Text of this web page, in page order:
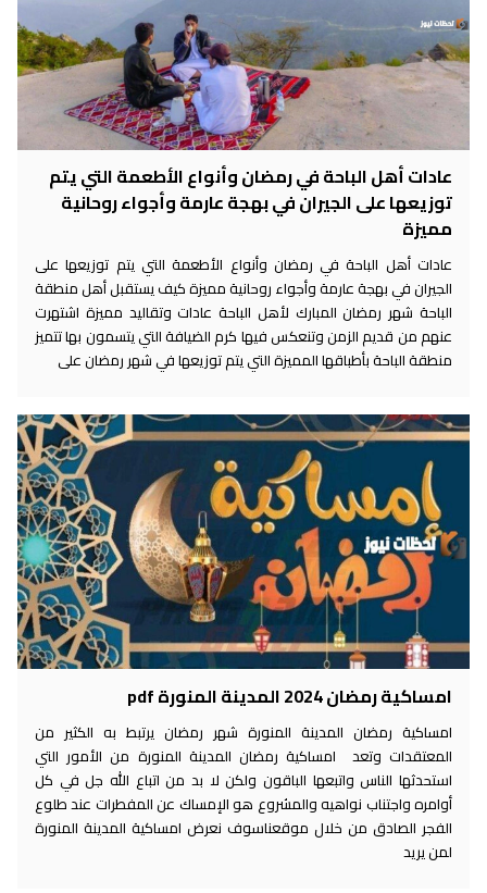
عادات أهل الباحة في رمضان وأنواع الأطعمة التي يتم
توزيعها على الجيران في بهجة عارمة وأجواء روحانية
مميزة
عادات أهل الباحة في رمضان وأنواع الأطعمة التي يتم توزيعها على
الجيران في بهجة عارمة وأجواء روحانية مميزة كيف يستقبل أهل منطقة
الباحة شهر رمضان المبارك لأهل الباحة عادات وتقاليد مميزة اشتهرت
عنهم من قديم الزمن وتنعكس فيها كرم الضيافة التي يتسمون بها تتميز
منطقة الباحة بأطباقها المميزة التي يتم توزيعها في شهر رمضان على
امساكية رمضان 2024 المدينة المنورة pdf
امساكية رمضان المدينة المنورة شهر رمضان يرتبط به الكثير من
المعتقدات وتعد امساكية رمضان المدينة المنورة من الأمور التي
استحدثها الناس واتبعها الباقون ولكن لا بد من اتباع الله جل في كل
أوامره واجتناب نواهيه والمشروع هو الإمساك عن المفطرات عند طلوع
الفجر الصادق من خلال موقعناسوف نعرض امساكية المدينة المنورة
لمن يريد